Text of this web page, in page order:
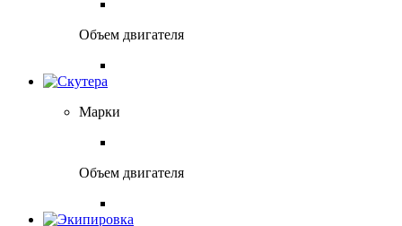
Объем двигателя
Марки
Объем двигателя